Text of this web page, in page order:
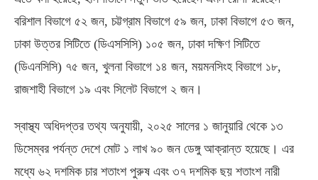
বরিশাল বিভাগে ৫২ জন, চট্টগ্রাম বিভাগে ৫৯ জন, ঢাকা বিভাগে ৫৩ জন,
ঢাকা উত্তর সিটিতে (ডিএসসিসি) ১০৫ জন, ঢাকা দক্ষিণ সিটিতে
(ডিএনসিসি) ৭৫ জন, খুলনা বিভাগে ১৪ জন, ময়মনসিংহ বিভাগে ১৮,
রাজশাহী বিভাগে ১৯ এবং সিলেট বিভাগে ২ জন।
স্বাস্থ্য অধিদপ্তর তথ্য অনুযায়ী, ২০২৫ সালের ১ জানুয়ারি থেকে ১৩
ডিসেম্বর পর্যন্ত দেশে মোট ১ লাখ ৯০ জন ডেঙ্গু আক্রান্ত হয়েছে। এর
মধ্যে ৬২ দশমিক চার শতাংশ পুরুষ এবং ৩৭ দশমিক ছয় শতাংশ নারী